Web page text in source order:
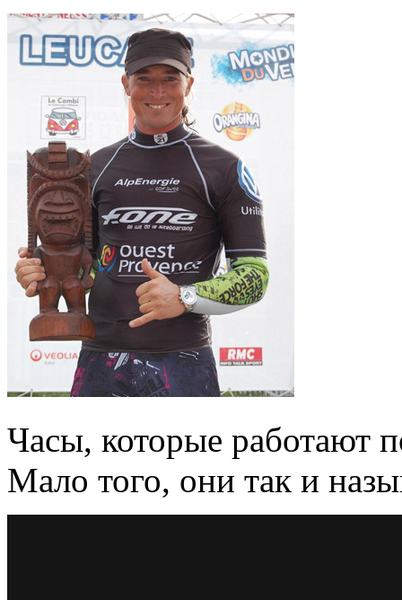
Часы, которые работают
Мало того, они так и